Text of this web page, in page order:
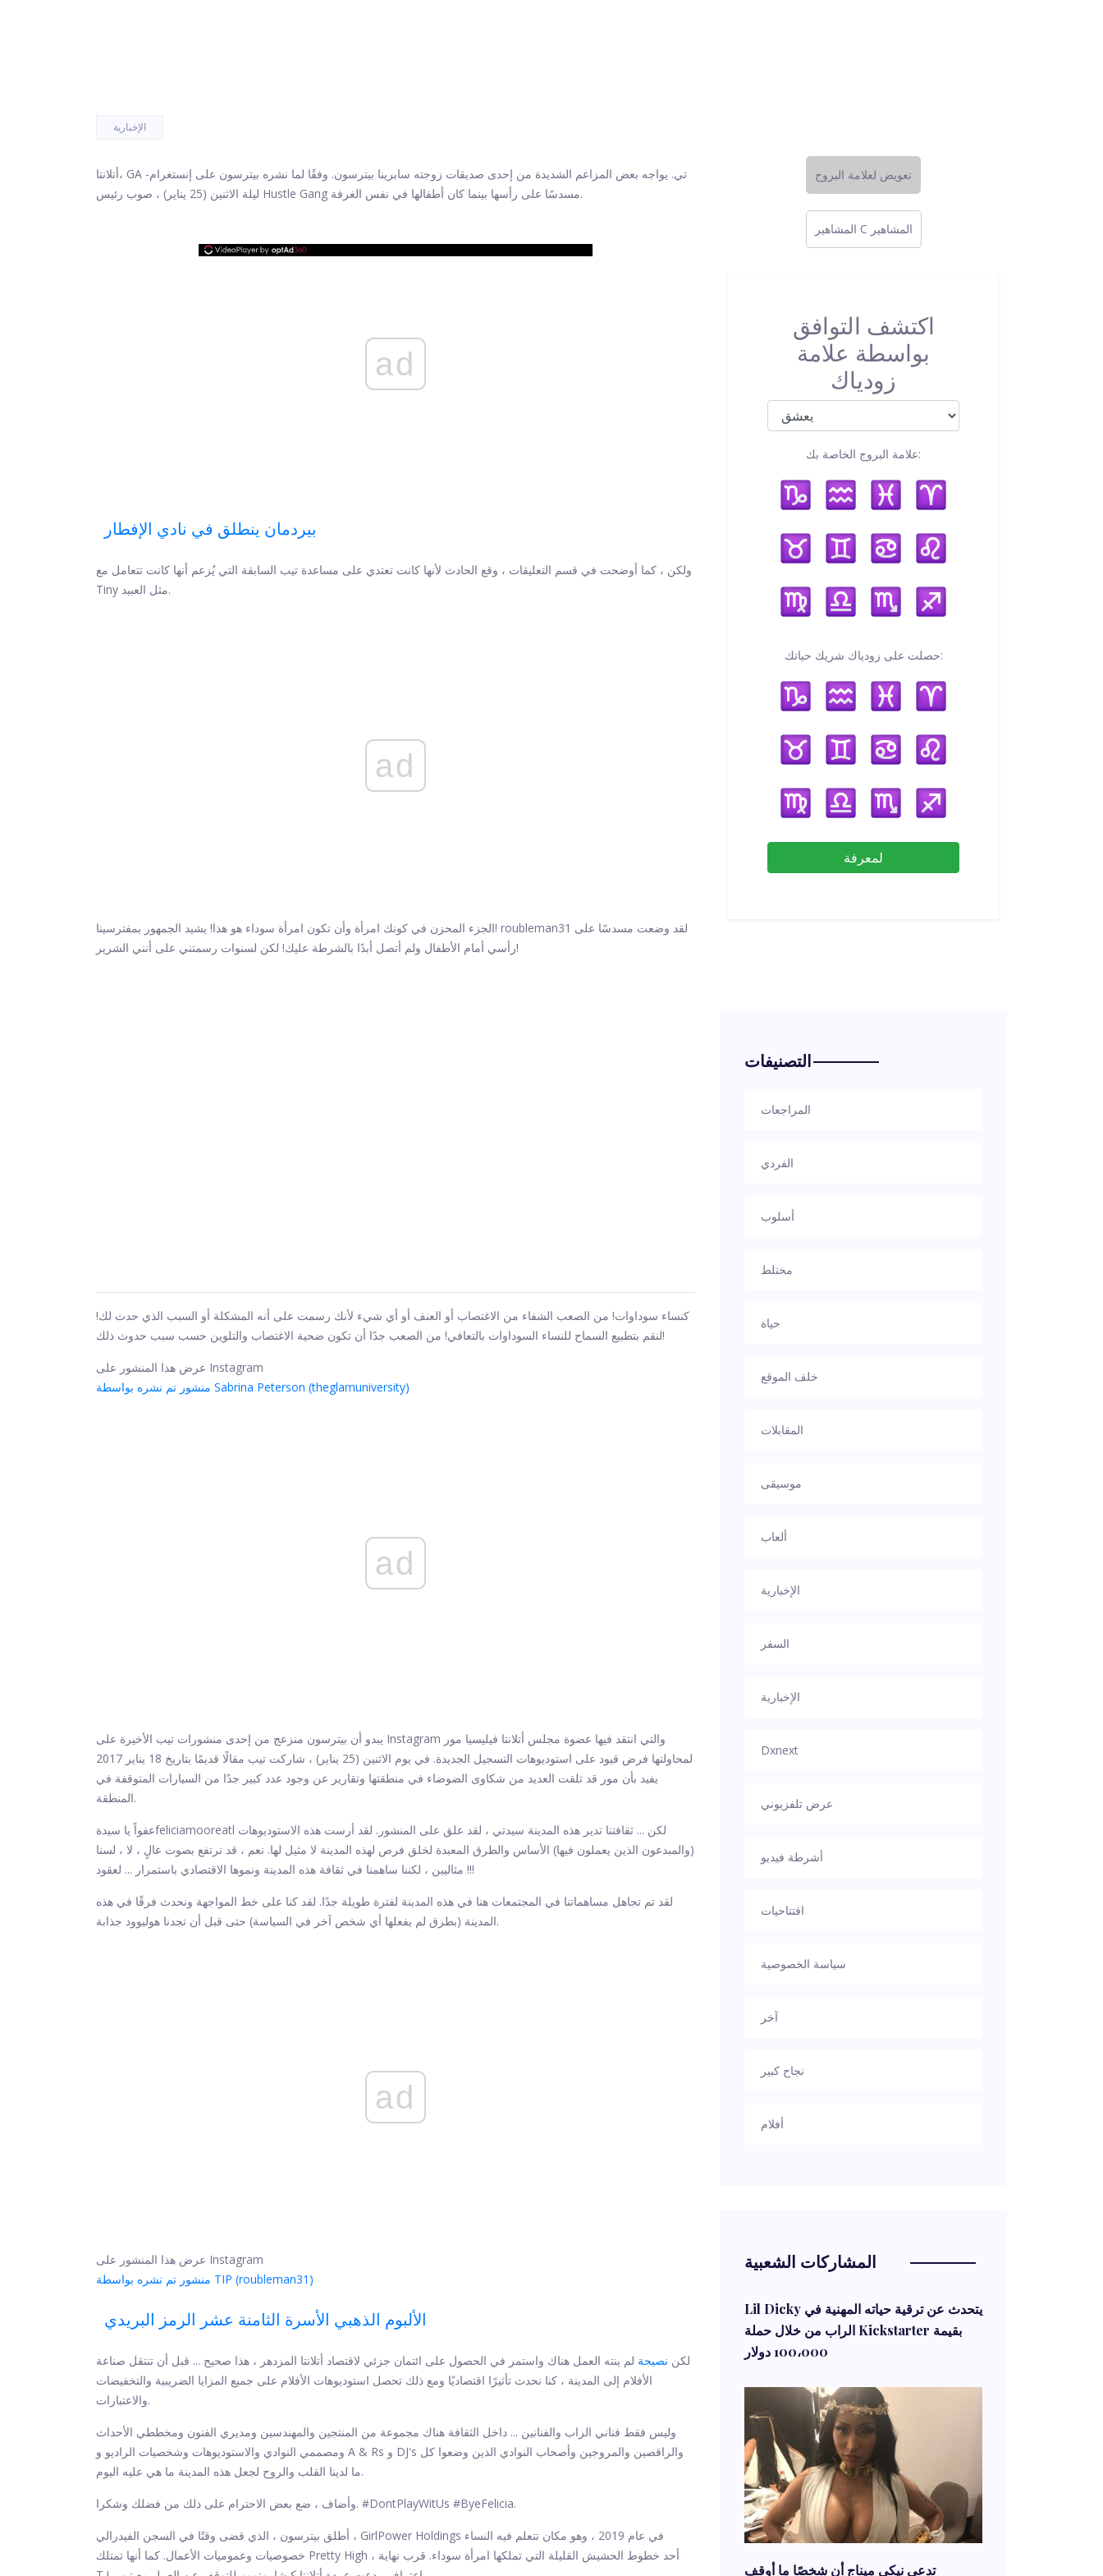
الإخبارية
أتلانتا، GA -تي. يواجه بعض المزاعم الشديدة من إحدى صديقات زوجته سابرينا بيترسون. وفقًا لما نشره بيترسون على إنستغرام
ليلة الاثنين (25 يناير) ، صوب رئيس Hustle Gang مسدسًا على رأسها بينما كان أطفالها في نفس الغرفة.
ad
بيردمان ينطلق في نادي الإفطار
ولكن ، كما أوضحت في قسم التعليقات ، وقع الحادث لأنها كانت تعتدي على مساعدة تيب السابقة التي يُزعم أنها كانت تتعامل مع
Tiny مثل العبيد.
ad
الجزء المحزن في كونك امرأة وأن تكون امرأة سوداء هو هذا! يشيد الجمهور بمفترسينا! roubleman31 لقد وضعت مسدسًا على
رأسي أمام الأطفال ولم أتصل أبدًا بالشرطة عليك! لكن لسنوات رسمتني على أنني الشرير!
كنساء سوداوات! من الصعب الشفاء من الاغتصاب أو العنف أو أي شيء لأنك رسمت على أنه المشكلة أو السبب الذي حدث لك!
لنقم بتطبيع السماح للنساء السوداوات بالتعافي! من الصعب جدًا أن تكون ضحية الاغتصاب والتلوين حسب سبب حدوث ذلك!
عرض هذا المنشور على Instagram
منشور تم نشره بواسطة Sabrina Peterson (theglamuniversity)
ad
يبدو أن بيترسون منزعج من إحدى منشورات تيب الأخيرة على Instagram والتي انتقد فيها عضوة مجلس أتلانتا فيليسيا مور
لمحاولتها فرض قيود على استوديوهات التسجيل الجديدة. في يوم الاثنين (25 يناير) ، شاركت تيب مقالًا قديمًا بتاريخ 18 يناير 2017
يفيد بأن مور قد تلقت العديد من شكاوى الضوضاء في منطقتها وتقارير عن وجود عدد كبير جدًا من السيارات المتوقفة في
المنطقة.
عفواً يا سيدةfeliciamooreatl لكن ... ثقافتنا تدير هذه المدينة سيدتي ، لقد علق على المنشور. لقد أرست هذه الاستوديوهات
(والمبدعون الذين يعملون فيها) الأساس والطرق المعبدة لخلق فرص لهذه المدينة لا مثيل لها. نعم ، قد نرتفع بصوت عالٍ ، لا ، لسنا
مثاليين ، لكننا ساهمنا في ثقافة هذه المدينة ونموها الاقتصادي باستمرار ... لعقود !!!
لقد تم تجاهل مساهماتنا في المجتمعات هنا في هذه المدينة لفترة طويلة جدًا. لقد كنا على خط المواجهة ونحدث فرقًا في هذه
المدينة (بطرق لم يفعلها أي شخص آخر في السياسة) حتى قبل أن تجدنا هوليوود جذابة.
ad
عرض هذا المنشور على Instagram
منشور تم نشره بواسطة TIP (roubleman31)
الألبوم الذهبي الأسرة الثامنة عشر الرمز البريدي
لكن نصيحة لم ينته العمل هناك واستمر في الحصول على ائتمان جزئي لاقتصاد أتلانتا المزدهر ، هذا صحيح ... قبل أن تنتقل صناعة
الأفلام إلى المدينة ، كنا نحدث تأثيرًا اقتصاديًا ومع ذلك تحصل استوديوهات الأفلام على جميع المزايا الضريبية والتخفيضات
والاعتبارات.
وليس فقط فناني الراب والفنانين ... داخل الثقافة هناك مجموعة من المنتجين والمهندسين ومديري الفنون ومخططي الأحداث
ومصممي النوادي والاستوديوهات وشخصيات الراديو و A & Rs و DJ's والراقصين والمروجين وأصحاب النوادي الذين وضعوا كل
ما لدينا القلب والروح لجعل هذه المدينة ما هي عليه اليوم.
وأضاف ، ضع بعض الاحترام على ذلك من فضلك وشكرا. #DontPlayWitUs #ByeFelicia.
أطلق بيترسون ، الذي قضى وقتًا في السجن الفيدرالي ، GirlPower Holdings في عام 2019 ، وهو مكان تتعلم فيه النساء
خصوصيات وعموميات الأعمال. كما أنها تمتلك Pretty High ، أحد خطوط الحشيش القليلة التي تملكها امرأة سوداء. قرب نهاية
تعويض لعلامة البروج
المشاهير C المشاهير
اكتشف التوافق
بواسطة علامة
زودياك
علامة البروج الخاصة بك:
حصلت على زودياك شريك حياتك:
لمعرفة
التصنيفات
المراجعات
الفردي
أسلوب
مختلط
حياة
خلف الموقع
المقابلات
موسيقى
ألعاب
الإخبارية
السفر
الإخبارية
Dxnext
عرض تلفزيوني
أشرطة فيديو
افتتاحيات
سياسة الخصوصية
آخر
نجاح كبير
أفلام
المشاركات الشعبية
Lil Dicky يتحدث عن ترقية حياته المهنية في
الراب من خلال حملة Kickstarter بقيمة
100،000 دولار
تدعي نيكي ميناج أن شخصًا ما أوقف